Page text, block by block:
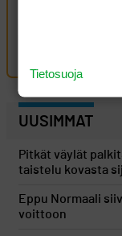
UUSIMMAT
Pitkät väylät
taistelu kovasta
Eppu Normaali
voittoon
Tietosuoja